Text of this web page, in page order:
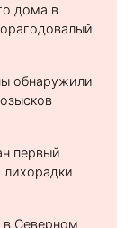
дома в
обнаружили
первый
лихорадки
Северном